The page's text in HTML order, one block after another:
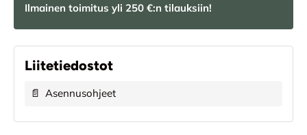
Ilmainen toimitus yli 250 €:n tilauksiin!
Liitetiedostot
📄 Asennusohjeet